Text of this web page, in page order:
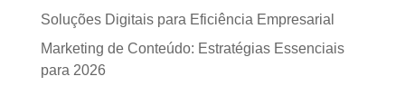
Soluções Digitais para Eficiência Empresarial
Marketing de Conteúdo: Estratégias Essenciais
para 2026